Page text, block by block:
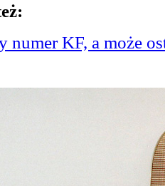
numer KF, a może